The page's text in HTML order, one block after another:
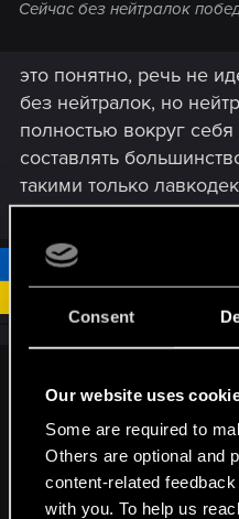
Consent
Our website uses
Some are required to
Others are optional and
content-related
with you. To help us
Сейчас без нейтралок
это понятно, речь не
без нейтралок, но
полностью вокруг себя
составлять
такими только
v07ulias Mentor
jm42 said:
это понятно, речь не идет
нейтралок, но нейтралки
себя игру строить и
раньше такими только